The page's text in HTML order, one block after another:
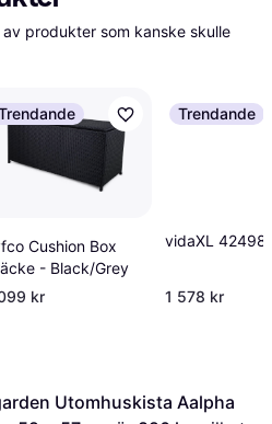
produkter som kanske skulle
Cushion Box
- Black/Grey
kr
Trendande
vidaXL 42498
1 578 kr
Utomhuskista Aalpha